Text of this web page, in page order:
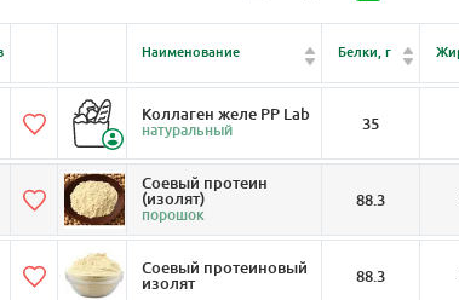
Наименование Белки, г
Коллаген желе PP Lab
натуральный 35
Соевый протеин
(изолят)
порошок
88.3
Соевый протеиновый
изолят 88.3